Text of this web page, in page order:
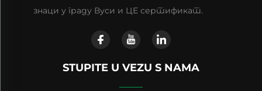
знаци у граду Вуси и ЦЕ сертификат.
STUPITE U VEZU S NAMA